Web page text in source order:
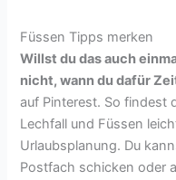
Füssen Tipps merken
Willst du das auch
nicht, wann du dafür
auf Pinterest. So findest
Lechfall und Füssen
Urlaubsplanung. Du
Postfach schicken oder